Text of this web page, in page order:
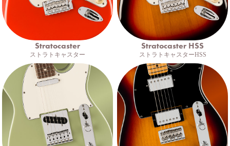
Stratocaster
ストラトキャスター
Stratocaster HSS
ストラトキャスターHSS